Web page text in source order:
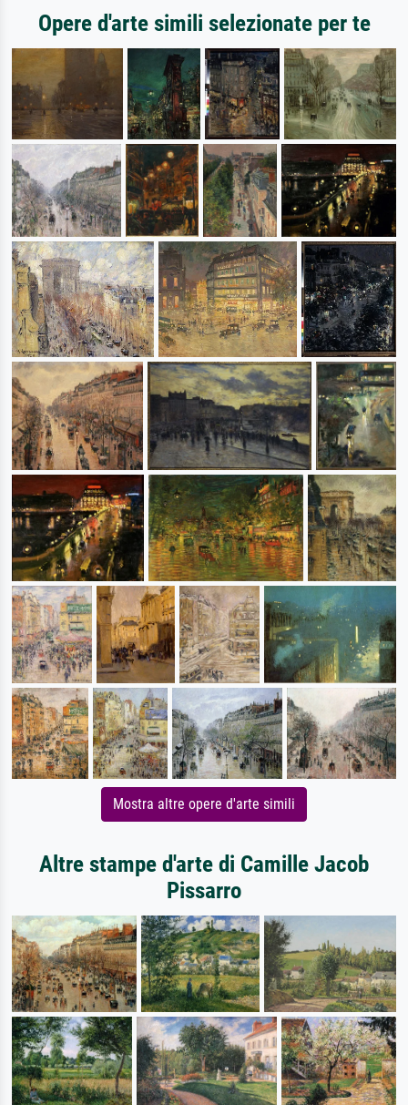
Opere d'arte simili selezionate per te
Mostra altre opere d'arte simili
Altre stampe d'arte di Camille Jacob
Pissarro